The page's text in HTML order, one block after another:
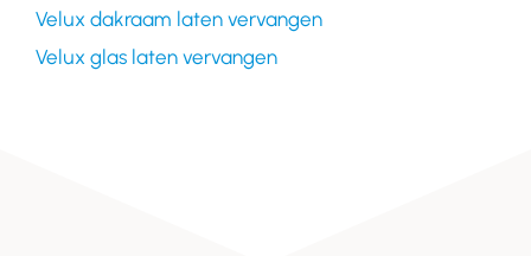
Velux dakraam laten vervangen
Velux glas laten vervangen